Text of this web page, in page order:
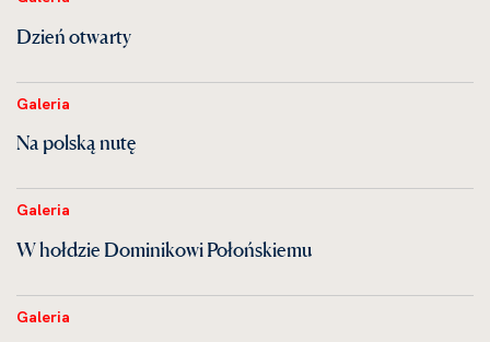
Dzień otwarty
Galeria
Na polską nutę
Galeria
W hołdzie Dominikowi Połońskiemu
Galeria